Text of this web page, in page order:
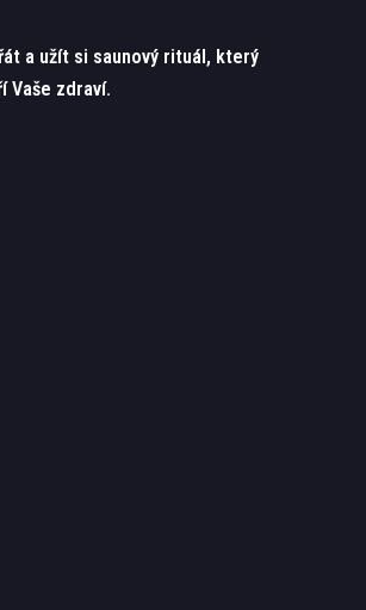
a užít si saunový rituál, který
Vaše zdraví.